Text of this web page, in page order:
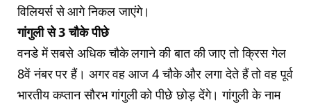
विलियर्स से आगे निकल जाएंगे।
गांगुली से 3 चौके पीछे
वनडे में सबसे अधिक चौके लगाने की बात की जाए तो क्रिस गेल
8वें नंबर पर हैं। अगर वह आज 4 चौके और लगा देते हैं तो वह पूर्व
भारतीय कप्तान सौरभ गांगुली को पीछे छोड़ देंगे। गांगुली के नाम